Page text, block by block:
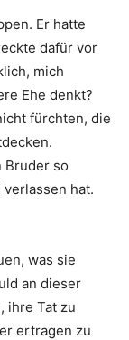
Er hatte
dafür vor
mich
Ehe denkt?
fürchten, die
Bruder so
hat.
was sie
an dieser
ihre Tat zu
ertragen zu